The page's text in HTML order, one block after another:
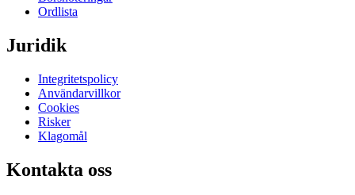
Ordlista
Juridik
Integritetspolicy
Användarvillkor
Cookies
Risker
Klagomål
Kontakta oss